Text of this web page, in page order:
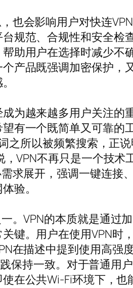
也会影响用户对快连
规范、合规性和安全检
助用户在选择时减少不
产品既强调加密保护，
为越来越多用户关注的
有一个既简单又可靠的
之所以被频繁搜索，正
VPN不再只是一个技术
求展开，强调一键连接
验。
。VPN的本质就是通过
键。用户在使用VPN时
在描述中提到使用高强
保持一致。对于普通用
在公共Wi-Fi环境下，也